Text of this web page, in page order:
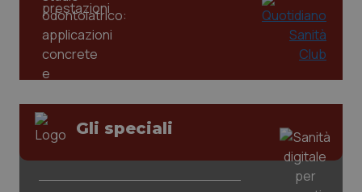
Gli speciali
tracking-sites-ironfish-
www.quotidianosanita.it
2